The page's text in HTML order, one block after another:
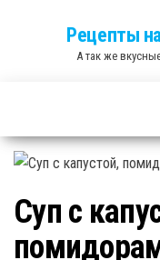
Рецепты
А так же
Суп с